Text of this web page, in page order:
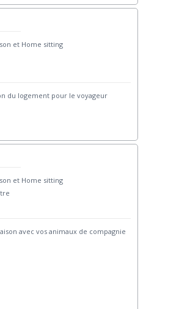
et Home sitting
du logement pour le voyageur
et Home sitting
avec vos animaux de compagnie